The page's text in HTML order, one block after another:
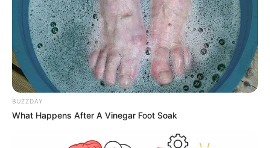
BUZZDAY
What Happens After A Vinegar Foot Soak